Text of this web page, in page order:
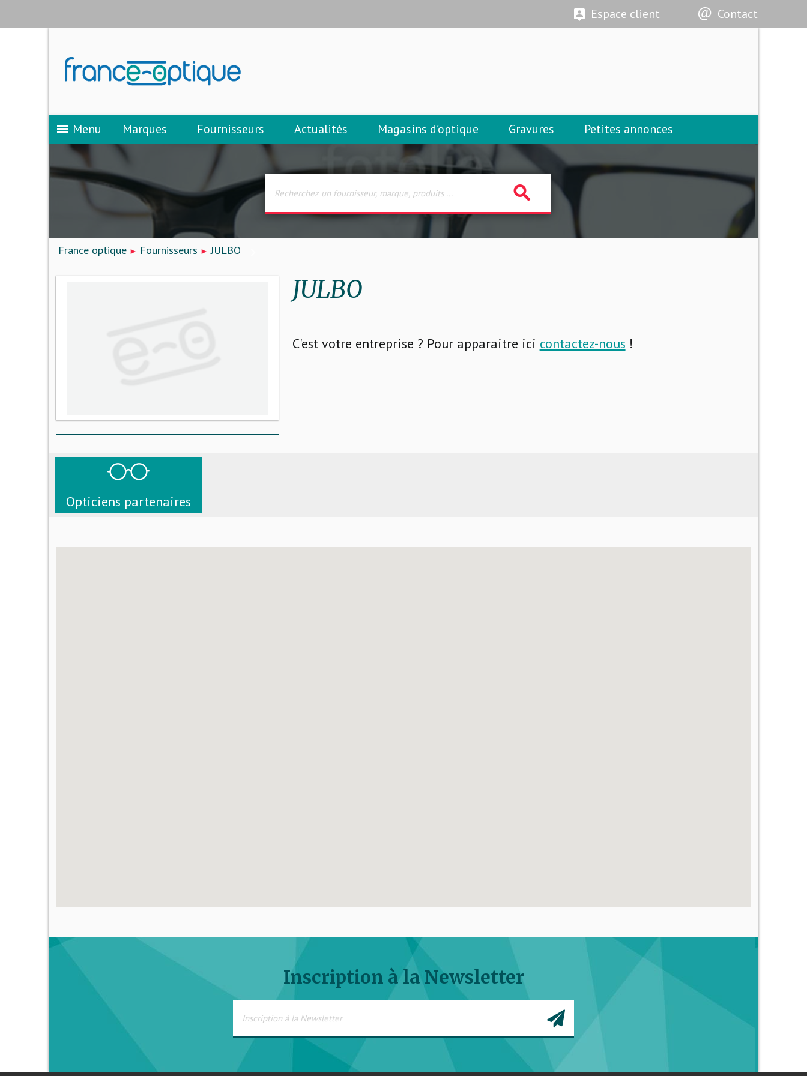
Espace client Contact
menu Menu Marques Fournisseurs Actualités Magasins d’optique Gravures Petites annonces
search
France optique Fournisseurs JULBO
JULBO
C'est votre entreprise ? Pour apparaitre ici contactez-nous !
Opticiens partenaires
Inscription à la Newsletter